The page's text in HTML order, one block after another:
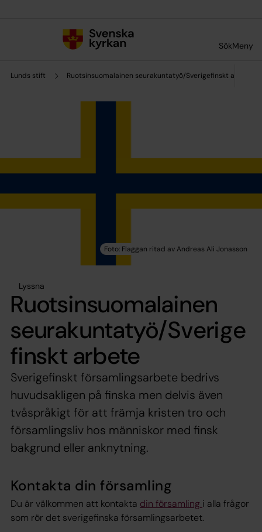
SökMeny
Lunds stift Ruotsinsuomalainen seurakuntatyö/Sverigefinskt arbete
Lyssna
Ruotsinsuomalainen
seurakuntatyö/Sverige
finskt arbete
Sverigefinskt församlingsarbete bedrivs
huvudsakligen på finska men delvis även
tvåspråkigt för att främja kristen tro och
församlingsliv hos människor med finsk
bakgrund eller anknytning.
Kontakta din församling
Du är välkommen att kontakta din församling i alla frågor
som rör det sverigefinska församlingsarbetet.